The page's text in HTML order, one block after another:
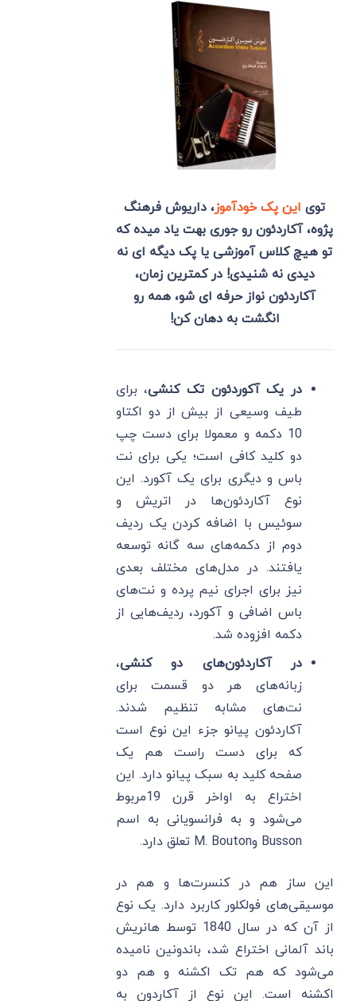
تویاین پک خودآموز، داریوش فرهنگ
پژوه، آکاردئون رو جوری بهت یاد میده که
تو هیچ کلاس آموزشی یا پک دیگه ای نه
دیدی نه شنیدی! در کمترین زمان،
آکاردئون نواز حرفه ای شو، همه رو
انگشت به دهان کن!
در یک آکوردئون تک کنشی، برای
طیف وسیعی از بیش از دو اکتاو
10 دکمه و معمولا برای دست چپ
دو کلید کافی است؛ یکی برای نت
باس و دیگری برای یک آکورد. این
نوع آکاردئون‌ها در اتریش و
سوئیس با اضافه کردن یک ردیف
دوم از دکمه‌های سه گانه توسعه
یافتند. در مدل‌های مختلف بعدی
نیز برای اجرای نیم پرده و نت‌های
باس اضافی و آکورد، ردیف‌هایی از
دکمه افزوده شد.
در آکاردئون‌های دو کنشی،
زبانه‌های هر دو قسمت برای
نت‌های مشابه تنظیم شدند.
آکاردئون پیانو جزء این نوع است
که برای دست راست هم یک
صفحه کلید به سبک پیانو دارد. این
اختراع به اواخر قرن 19مربوط
می‌شود و به فرانسویانی به اسم
Busson وM. Bouton تعلق دارد.
این ساز هم در کنسرت‌ها و هم در
موسیقی‌های فولکلور کاربرد دارد. یک نوع
از آن که در سال 1840 توسط هانریش
باند آلمانی اختراع شد، باندونین نامیده
می‌شود که هم تک اکشنه و هم دو
اکشنه است. این نوع از آکاردون به